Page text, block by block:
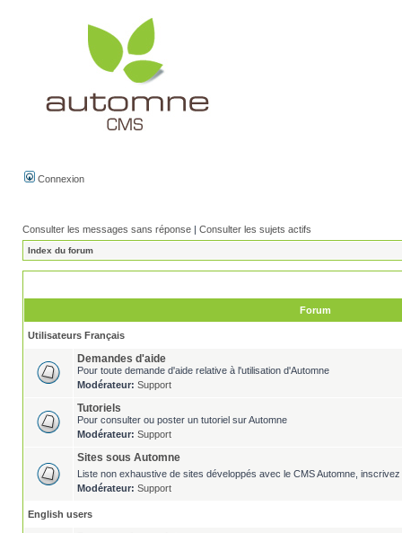
Connexion
Consulter les messages sans réponse | Consulter les sujets actifs
Index du forum
Forum
Utilisateurs Français
Demandes d'aide
Pour toute demande d'aide relative à l'utilisation d'Automne
Modérateur: Support
Tutoriels
Pour consulter ou poster un tutoriel sur Automne
Modérateur: Support
Sites sous Automne
Liste non exhaustive de sites développés avec le CMS Automne,
Modérateur: Support
English users